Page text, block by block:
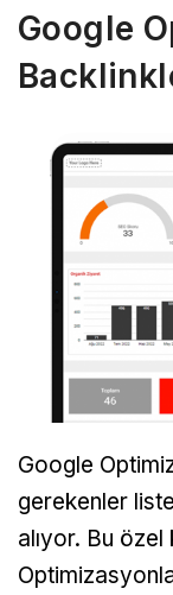
Google
Google
gerekenler
alıyor. Bu